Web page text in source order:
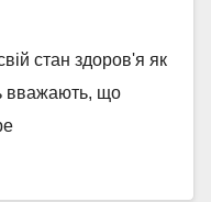
стан здоров'я як
вважають, що